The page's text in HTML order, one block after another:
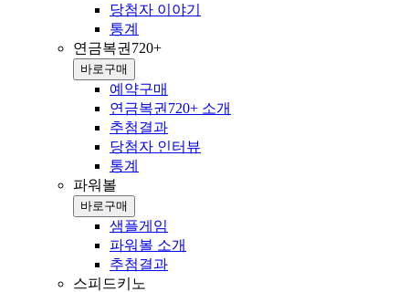
당첨자 이야기
통계
연금복권720+
바로구매
예약구매
연금복권720+ 소개
추첨결과
당첨자 인터뷰
통계
파워볼
바로구매
샘플게임
파워볼 소개
추첨결과
스피드키노